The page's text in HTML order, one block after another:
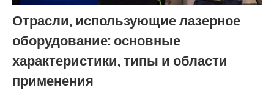
Отрасли, использующие лазерное
оборудование: основные
характеристики, типы и области
применения